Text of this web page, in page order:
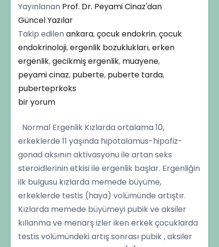
Yayınlanan Prof. Dr. Peyami Cinaz'dan
Güncel Yazılar
Takip edilenankara,çocuk endokrin,çocuk
endokrinoloji,ergenlik bozuklukları,erken
ergenlik,gecikmiş ergenlik, muayene,
peyami cinaz, puberte, puberte tarda,
puberteprkoks
Erken
Geç
Ergenlik
Nedir?
için
bir yorum
Normal Ergenlik Kızlarda ortalama 10,
erkeklerde 11 yaşında hipotalamus-hipofiz-
gonad aksının aktivasyonu ile artan seks
steroidlerinin etkisi ile ergenlik başlar. Ergenliğin
ilk bulgusu kızlarda memede büyüme,
erkeklerde testis (haya) volümünde artıştır.
Kızlarda memede büyümeyi pubik ve aksiler
kıllanma ve menarş izler iken erkek çocuklarda
testis volümündeki artış sonrası pubik , aksiler